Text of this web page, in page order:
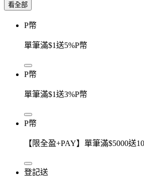
看全部
P幣
單筆滿$1送5%P幣
P幣
單筆滿$1送3%P幣
P幣
【限全盈+PAY】單筆滿$5000送
登記送